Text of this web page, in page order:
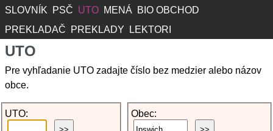
SLOVNÍK PSČ UTO MENÁ
BIO OBCHOD
PREKLADAČ
PREKLADY LEKTORI
UTO
Pre vyhľadanie UTO zadajte číslo bez medzier alebo názov
obce.
UTO: Obec: